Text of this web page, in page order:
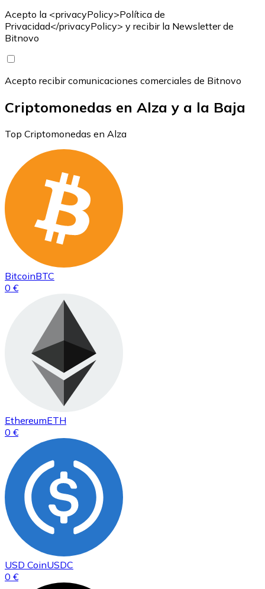
Acepto la <privacyPolicy>Política de
Privacidad</privacyPolicy> y recibir la Newsletter de
Bitnovo
Acepto recibir comunicaciones comerciales de Bitnovo
Criptomonedas en Alza y a la Baja
Top Criptomonedas en Alza
BitcoinBTC
0 €
EthereumETH
0 €
USD CoinUSDC
0 €